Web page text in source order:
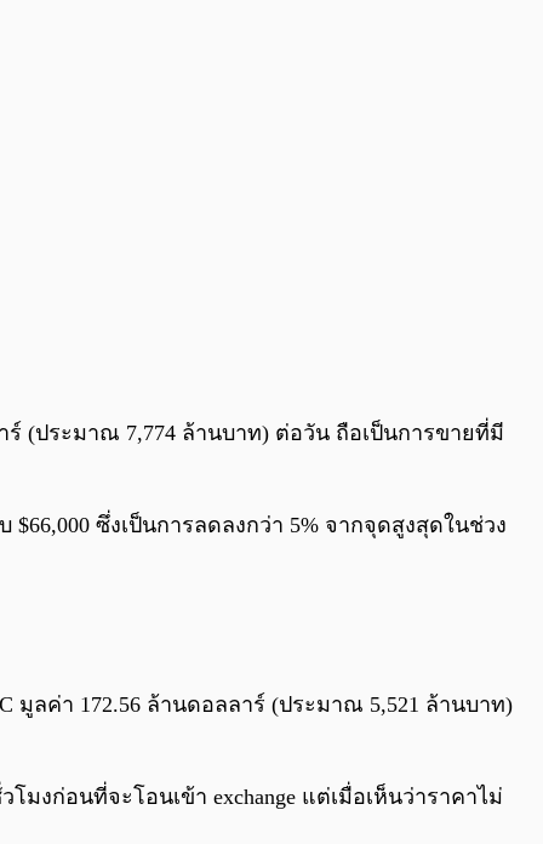
ร์ (ประมาณ 7,774 ล้านบาท) ต่อวัน ถือเป็นการขายที่มี
ซึ่งเป็นการลดลงกว่า 5% จากจุดสูงสุดในช่วง
มูลค่า 172.56 ล้านดอลลาร์ (ประมาณ 5,521 ล้านบาท)
มงก่อนที่จะโอนเข้า exchange แต่เมื่อเห็นว่าราคาไม่